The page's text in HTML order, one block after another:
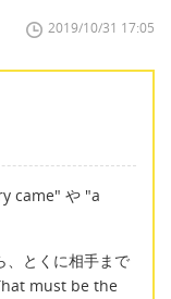
2019/10/31 17:05
came" や "a
、とくに相手まで
must be the